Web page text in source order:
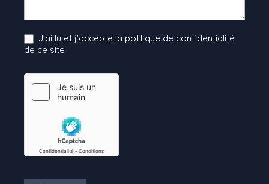
J'ai lu et j'accepte la politique de confidentialité
de ce site